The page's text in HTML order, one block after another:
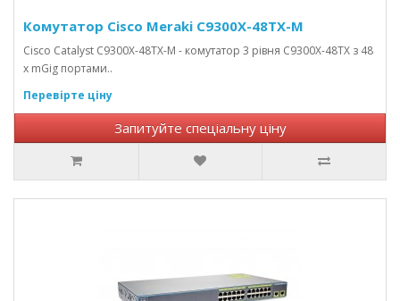
Комутатор Cisco Meraki C9300X-48TX-M
Cisco Catalyst C9300X-48TX-M - комутатор 3 рівня C9300X-48TX з 48
х mGig портами..
Перевірте ціну
Запитуйте спеціальну ціну